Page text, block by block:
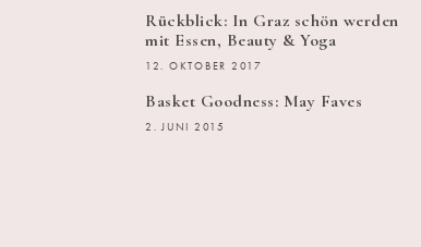
Rückblick: In Graz schön werden
mit Essen, Beauty & Yoga
12. OKTOBER 2017
Basket Goodness: May Faves
2. JUNI 2015